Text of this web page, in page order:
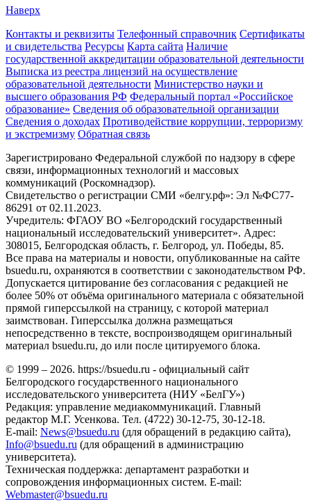
Наверх
Контакты и реквизиты Телефонный справочник Сертификаты
и свидетельства Ресурсы Карта сайта Наличие
государственной аккредитации образовательной деятельности
Выписка из реестра лицензий на осуществление
образовательной деятельности Министерствo науки и
высшего образования РФ Федеральный портал «Российское
образование» Сведения об образовательной организации
Сведения о доходах Противодействие коррупции, терроризму
и экстремизму Обратная связь
Зарегистрировано Федеральной службой по надзору в сфере
связи, информационных технологий и массовых
коммуникаций (Роскомнадзор).
Свидетельство о регистрации СМИ «белгу.рф»: Эл №ФС77-
86291 от 02.11.2023.
Учредитель: ФГАОУ ВО «Белгородский государственный
национальный исследовательский университет». Адрес:
308015, Белгородская область, г. Белгород, ул. Победы, 85.
Все права на материалы и новости, опубликованные на сайте
bsuedu.ru, охраняются в соответствии с законодательством РФ.
Допускается цитирование без согласования с редакцией не
более 50% от объёма оригинального материала с обязательной
прямой гиперссылкой на страницу, с которой материал
заимствован. Гиперссылка должна размещаться
непосредственно в тексте, воспроизводящем оригинальный
материал bsuedu.ru, до или после цитируемого блока.
© 1999 – 2026. https://bsuedu.ru - официальный сайт
Белгородского государственного национального
исследовательского университета (НИУ «БелГУ»)
Редакция: управление медиакоммуникаций. Главный
редактор М.Г. Усенкова. Тел. (4722) 30-12-75, 30-12-18.
E-mail: News@bsuedu.ru (для обращений в редакцию сайта),
Info@bsuedu.ru (для обращений в администрацию
университета).
Техническая поддержка: департамент разработки и
сопровождения информационных систем. E-mail:
Webmaster@bsuedu.ru